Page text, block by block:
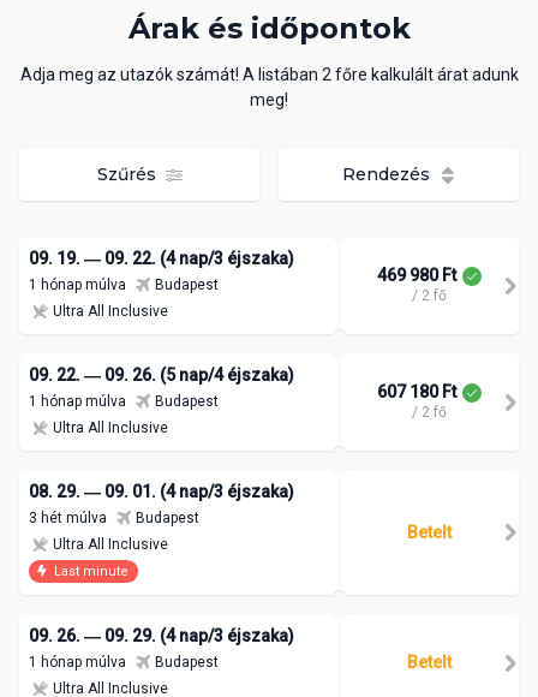
Árak és időpontok
Adja meg az utazók számát! A listában 2 főre kalkulált árat adunk
meg!
Szűrés Rendezés
09. 19. ― 09. 22. (4 nap/3 éjszaka)
1 hónap múlva
Budapest
Ultra All Inclusive
469 980 Ft
/ 2 fő
09. 22. ― 09. 26. (5 nap/4 éjszaka)
1 hónap múlva
Budapest
Ultra All Inclusive
607 180 Ft
/ 2 fő
08. 29. ― 09. 01. (4 nap/3 éjszaka)
3 hét múlva
Budapest
Ultra All Inclusive
Last minute
Betelt
09. 26. ― 09. 29. (4 nap/3 éjszaka)
1 hónap múlva
Budapest
Ultra All Inclusive
Betelt